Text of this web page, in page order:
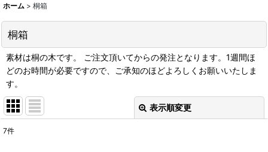
ホーム > 桐箱
桐箱
素材は桐の木です。 ご注文頂いてからの発注となります。1週間ほ
どのお時間が必要ですので、ご承知のほどよろしくお願いいたしま
す。
表示順変更
7件